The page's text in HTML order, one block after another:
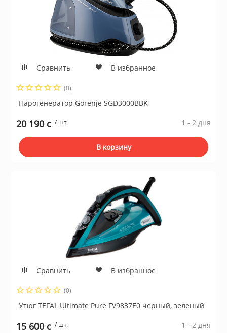
Сравнить В избранное
(0)
Парогенератор Gorenje SGD3000BBK
20 190 c / шт. 1 - 2 дня
В корзину
Сравнить В избранное
(0)
Утюг TEFAL Ultimate Pure FV9837E0 черный, зеленый
15 600 c / шт. 1 - 2 дня